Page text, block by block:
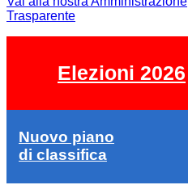
Trasparente
Elezioni 2026
Nuovo piano
di classifica